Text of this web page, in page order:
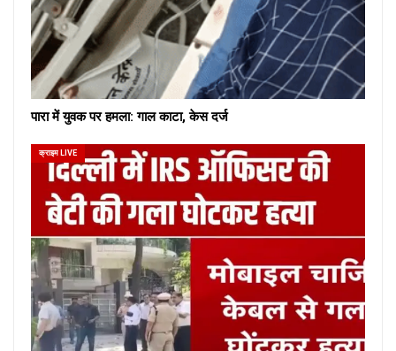
पारा में युवक पर हमला: गाल काटा, केस दर्ज
क्राइम LIVE